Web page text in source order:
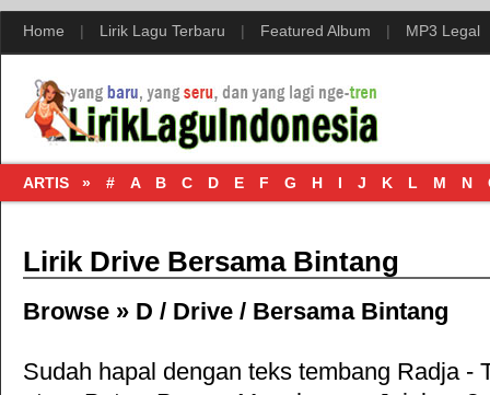
Home | Lirik Lagu Terbaru | Featured Album | MP3 Legal
ARTIS » # A B C D E F G H I J K L M N
Lirik Drive Bersama Bintang
Browse » D / Drive / Bersama Bintang
Sudah hapal dengan teks tembang Radja -